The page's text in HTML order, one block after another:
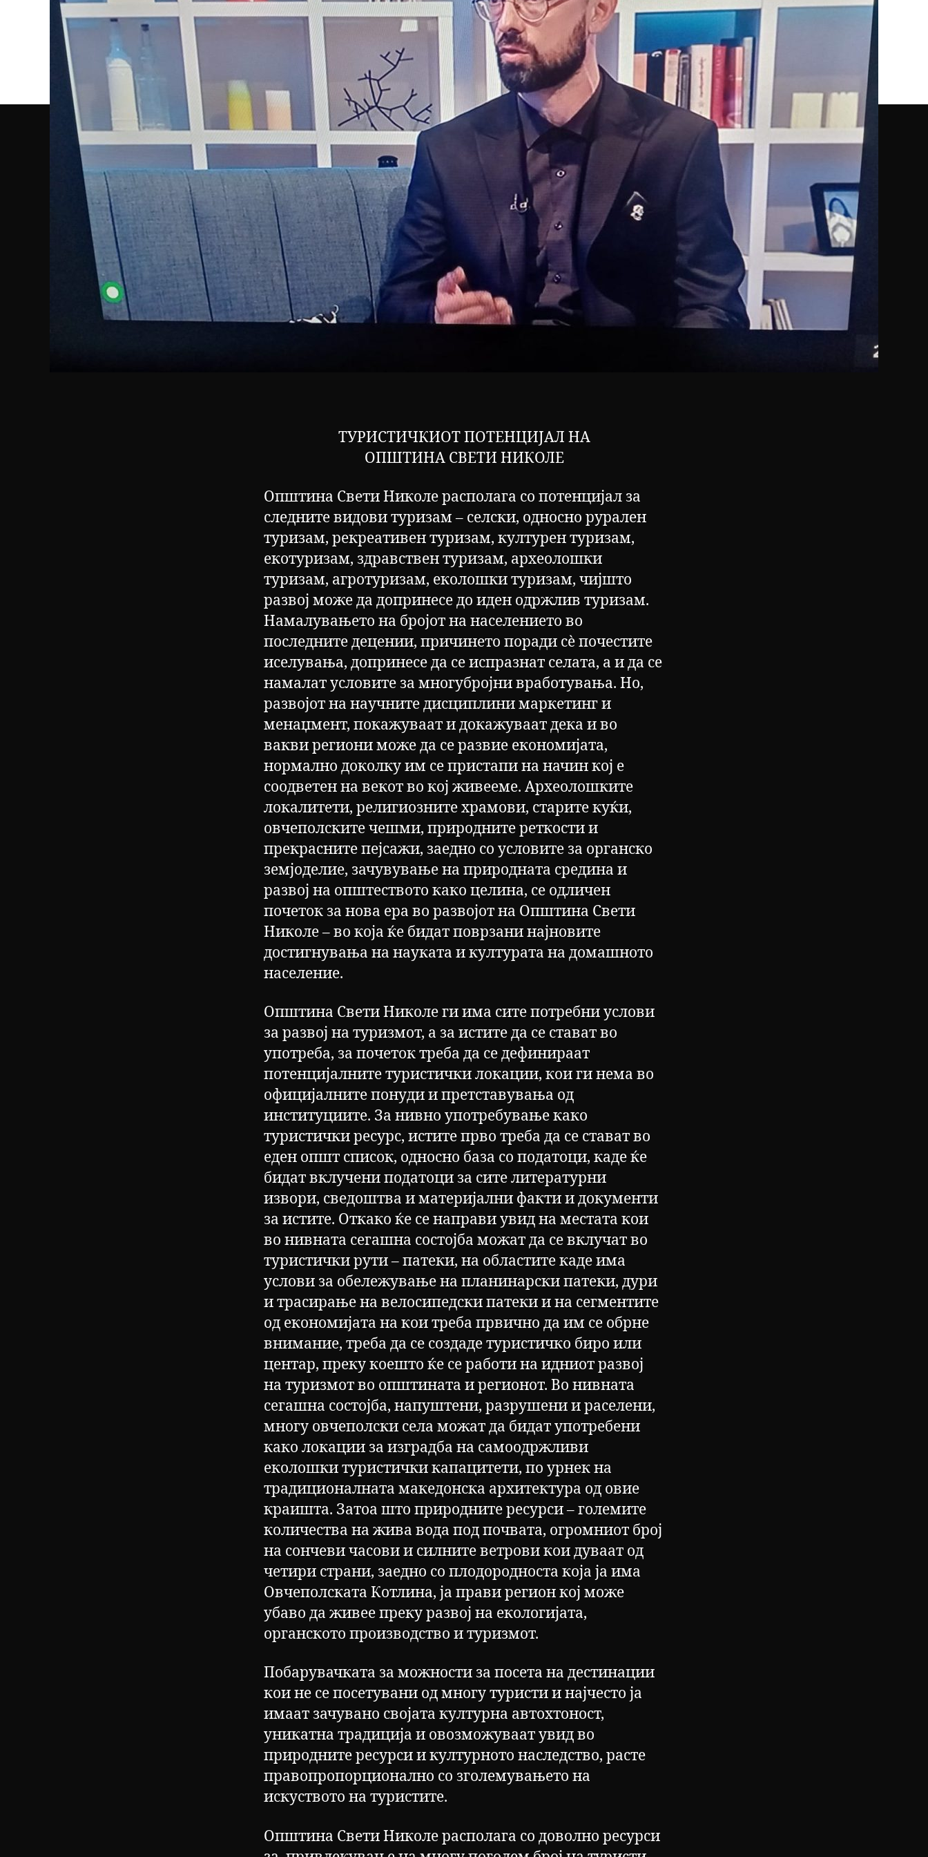
ТУРИСТИЧКИОТ ПОТЕНЦИЈАЛ НА
ОПШТИНА СВЕТИ НИКОЛЕ
Општина Свети Николе располага со потенцијал за
следните видови туризам – селски, односно рурален
туризам, рекреативен туризам, културен туризам,
екотуризам, здравствен туризам, археолошки
туризам, агротуризам, еколошки туризам, чијшто
развој може да допринесе до иден одржлив туризам.
Намалувањето на бројот на населението во
последните децении, причинето поради сѐ почестите
иселувања, допринесе да се испразнат селата, а и да се
намалат условите за многубројни вработувања. Но,
развојот на научните дисциплини маркетинг и
менаџмент, покажуваат и докажуваат дека и во
вакви региони може да се развие економијата,
нормално доколку им се пристапи на начин кој е
соодветен на векот во кој живееме. Археолошките
локалитети, религиозните храмови, старите куќи,
овчеполските чешми, природните реткости и
прекрасните пејсажи, заедно со условите за органско
земјоделие, зачувување на природната средина и
развој на општеството како целина, се одличен
почеток за нова ера во развојот на Општина Свети
Николе – во која ќе бидат поврзани најновите
достигнувања на науката и културата на домашното
население.
Општина Свети Николе ги има сите потребни услови
за развој на туризмот, а за истите да се стават во
употреба, за почеток треба да се дефинираат
потенцијалните туристички локации, кои ги нема во
официјалните понуди и претставувања од
институциите. За нивно употребување како
туристички ресурс, истите прво треба да се стават во
еден општ список, односно база со податоци, каде ќе
бидат вклучени податоци за сите литературни
извори, сведоштва и материјални факти и документи
за истите. Откако ќе се направи увид на местата кои
во нивната сегашна состојба можат да се вклучат во
туристички рути – патеки, на областите каде има
услови за обележување на планинарски патеки, дури
и трасирање на велосипедски патеки и на сегментите
од економијата на кои треба првично да им се обрне
внимание, треба да се создаде туристичко биро или
центар, преку коешто ќе се работи на идниот развој
на туризмот во општината и регионот. Во нивната
сегашна состојба, напуштени, разрушени и раселени,
многу овчеполски села можат да бидат употребени
како локации за изградба на самоодржливи
еколошки туристички капацитети, по урнек на
традиционалната македонска архитектура од овие
краишта. Затоа што природните ресурси – големите
количества на жива вода под почвата, огромниот број
на сончеви часови и силните ветрови кои дуваат од
четири страни, заедно со плодородноста која ја има
Овчеполската Котлина, ја прави регион кој може
убаво да живее преку развој на екологијата,
органското производство и туризмот.
Побарувачката за можности за посета на дестинации
кои не се посетувани од многу туристи и најчесто ја
имаат зачувано својата културна автохтоност,
уникатна традиција и овозможуваат увид во
природните ресурси и културното наследство, расте
правопропорционално со зголемувањето на
искуството на туристите.
Општина Свети Николе располага со доволно ресурси